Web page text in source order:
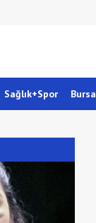
Sağlık+Spor Bursa